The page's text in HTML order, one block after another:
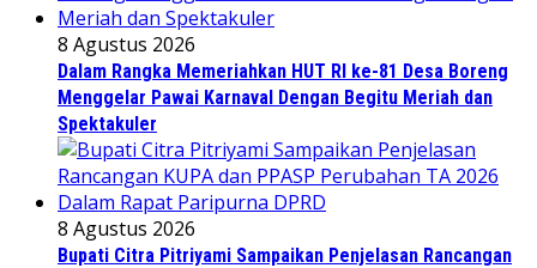
8 Agustus 2026
Dalam Rangka Memeriahkan HUT RI ke-81 Desa Boreng
Menggelar Pawai Karnaval Dengan Begitu Meriah dan
Spektakuler
8 Agustus 2026
Bupati Citra Pitriyami Sampaikan Penjelasan Rancangan